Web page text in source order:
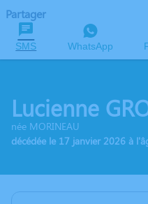
Partager
SMS WhatsApp
Lucienne
née MORINEAU
décédée le 17 janvier 2026 à